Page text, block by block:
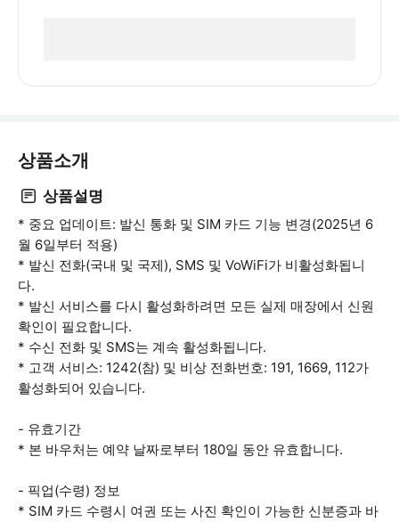
상품소개
상품설명
* 중요 업데이트: 발신 통화 및 SIM 카드 기능 변경(2025년 6
월 6일부터 적용)
* 발신 전화(국내 및 국제), SMS 및 VoWiFi가 비활성화됩니
다.
* 발신 서비스를 다시 활성화하려면 모든 실제 매장에서 신원
확인이 필요합니다.
* 수신 전화 및 SMS는 계속 활성화됩니다.
* 고객 서비스: 1242(참) 및 비상 전화번호: 191, 1669, 112가
활성화되어 있습니다.
- 유효기간
* 본 바우처는 예약 날짜로부터 180일 동안 유효합니다.
- 픽업(수령) 정보
* SIM 카드 수령시 여권 또는 사진 확인이 가능한 신분증과 바